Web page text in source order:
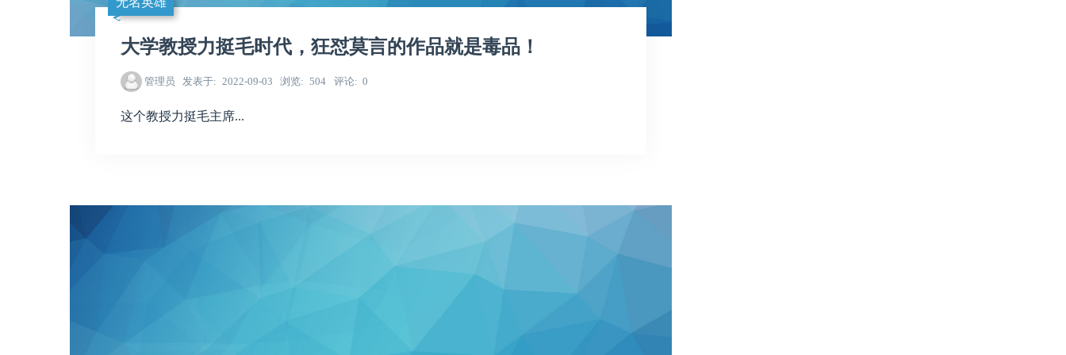
大学教授力挺毛时代，狂怼莫言的作品就是毒品！
管理员 发表于 2022-09-03 浏览 504 评论 0
这个教授力挺毛主席...